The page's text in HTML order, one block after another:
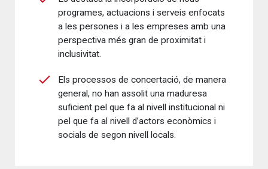
programes, actuacions i serveis enfocats
a les persones i a les empreses amb una
perspectiva més gran de proximitat i
inclusivitat.
Els processos de concertació, de manera
general, no han assolit una maduresa
suficient pel que fa al nivell institucional ni
pel que fa al nivell d’actors econòmics i
socials de segon nivell locals.